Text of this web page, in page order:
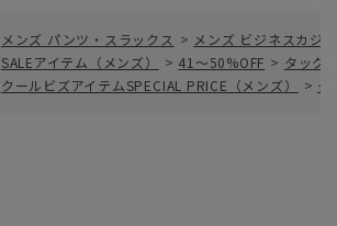
メンズ パンツ・スラックス > メンズ ビジネスカジ
SALEアイテム（メンズ） > 41～50%OFF > タック
クールビズアイテムSPECIAL PRICE（メンズ） > タ